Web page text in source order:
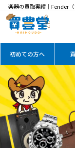
楽器の買取実績｜Fender
ャーモデルを高価買取
初めての方へ